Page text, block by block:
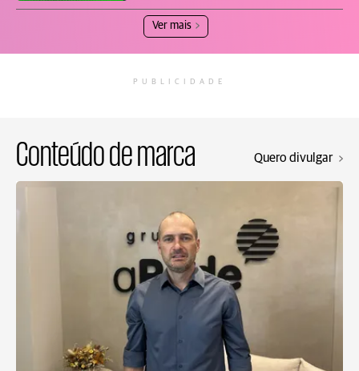
Ver mais
PUBLICIDADE
Conteúdo de marca Quero divulgar